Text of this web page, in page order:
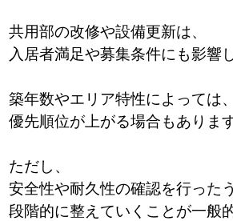
共用部の改修や設備更新は、
入居者満足や募集条件にも影響
築年数やエリア特性によっては、
優先順位が上がる場合もあります
ただし、
安全性や耐久性の確認を行った
段階的に整えていくことが一般